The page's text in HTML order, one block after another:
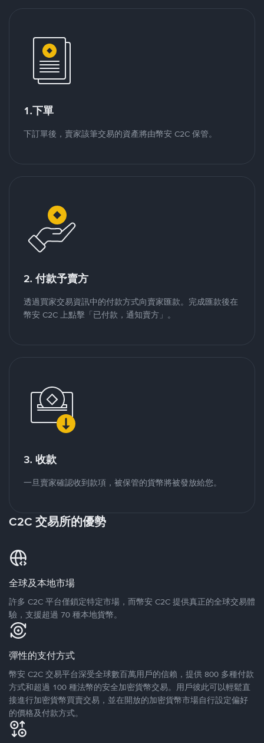
1.下單
下訂單後，賣家該筆交易的資產將由幣安 C2C 保管。
2. 付款予賣方
透過買家交易資訊中的付款方式向賣家匯款。完成匯款後在
幣安 C2C 上點擊「已付款，通知賣方」。
3. 收款
一旦賣家確認收到款項，被保管的貨幣將被發放給您。
C2C 交易所的優勢
全球及本地市場
許多 C2C 平台僅鎖定特定市場，而幣安 C2C 提供真正的全球交易體
驗，支援超過 70 種本地貨幣。
彈性的支付方式
幣安 C2C 交易平台深受全球數百萬用戶的信賴，提供 800 多種付款
方式和超過 100 種法幣的安全加密貨幣交易。用戶彼此可以輕鬆直
接進行加密貨幣買賣交易，並在開放的加密貨幣市場自行設定偏好
的價格及付款方式。